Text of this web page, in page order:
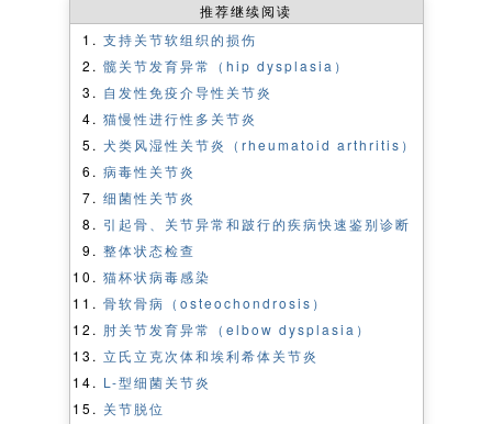
推荐继续阅读
支持关节软组织的损伤
髋关节发育异常（hip dysplasia）
自发性免疫介导性关节炎
猫慢性进行性多关节炎
犬类风湿性关节炎（rheumatoid arthritis）
病毒性关节炎
细菌性关节炎
引起骨、关节异常和跛行的疾病快速鉴别诊断
整体状态检查
猫杯状病毒感染
骨软骨病（osteochondrosis）
肘关节发育异常（elbow dysplasia）
立氏立克次体和埃利希体关节炎
L-型细菌关节炎
关节脱位